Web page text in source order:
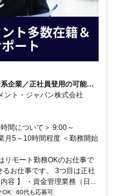
企業／正社員登用の可能性
財務
ント・ジャパン株式会社
間について＞ 9:00～
月5～10時間程度 ＜勤務開始
リモート勤務OKのお仕事で
お仕事です。 3つ目は正社
容 】 ・資金管理業務（日...
OK
60代も応募可